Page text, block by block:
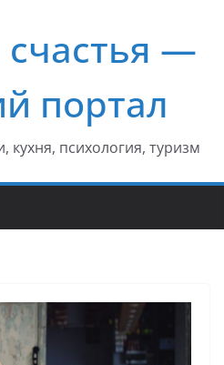
—
портал
кухня, психология, туризм